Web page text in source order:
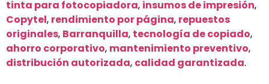
tinta para fotocopiadora, insumos de impresión,
Copytel, rendimiento por página, repuestos
originales, Barranquilla, tecnología de copiado,
ahorro corporativo, mantenimiento preventivo,
distribución autorizada, calidad garantizada.